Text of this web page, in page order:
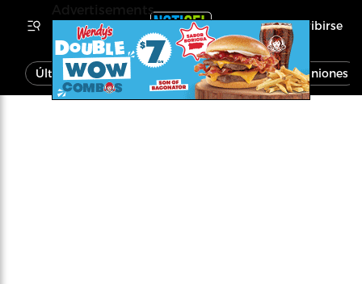
Inscribirse
Última Hora Noticias Economía Opiniones
Advertisements